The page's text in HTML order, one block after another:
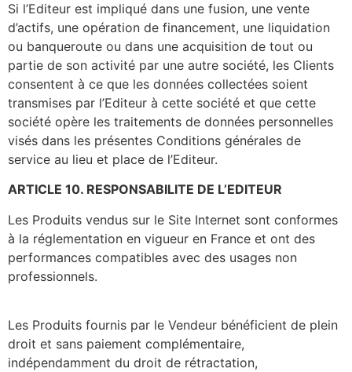
Si l’Editeur est impliqué dans une fusion, une vente
d’actifs, une opération de financement, une liquidation
ou banqueroute ou dans une acquisition de tout ou
partie de son activité par une autre société, les Clients
consentent à ce que les données collectées soient
transmises par l’Editeur à cette société et que cette
société opère les traitements de données personnelles
visés dans les présentes Conditions générales de
service au lieu et place de l’Editeur.
ARTICLE 10. RESPONSABILITE DE L’EDITEUR
Les Produits vendus sur le Site Internet sont conformes
à la réglementation en vigueur en France et ont des
performances compatibles avec des usages non
professionnels.
Les Produits fournis par le Vendeur bénéficient de plein
droit et sans paiement complémentaire,
indépendamment du droit de rétractation,